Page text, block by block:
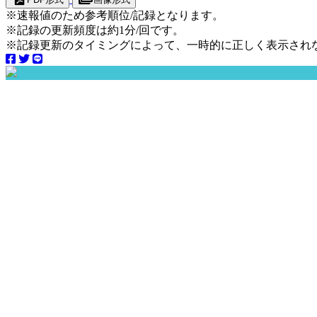
※速報値のため参考順位/記録となります。
※記録の更新頻度は約1分/回です。
※記録更新のタイミングによって、一時的に正しく表示され